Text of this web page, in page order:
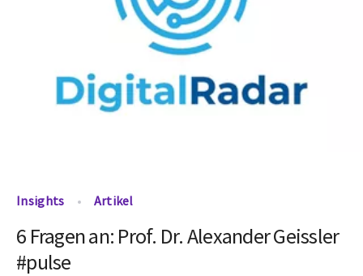
Insights Artikel
6 Fragen an: Prof. Dr. Alexander Geissler
#pulse